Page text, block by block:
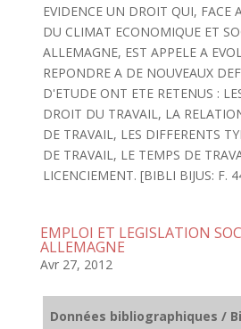
EVIDENCE UN DROIT QUI, FACE
DU CLIMAT ECONOMIQUE ET
ALLEMAGNE, EST APPELE A
REPONDRE A DE NOUVEAUX
D'ETUDE ONT ETE RETENUS :
DROIT DU TRAVAIL, LA
DE TRAVAIL, LES DIFFERENTS
DE TRAVAIL, LE TEMPS DE
LICENCIEMENT. [BIBLI BIJUS: F.
EMPLOI ET LEGISLATION
ALLEMAGNE
Avr 27, 2012
Données bibliographiques /